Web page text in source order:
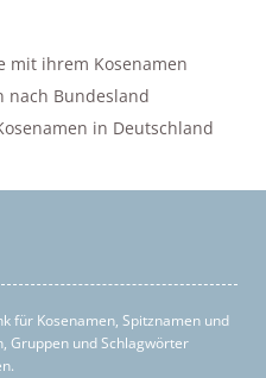
mit ihrem Kosenamen
nach Bundesland
in Deutschland
für Kosenamen, Spitznamen und
Gruppen und Schlagwörter